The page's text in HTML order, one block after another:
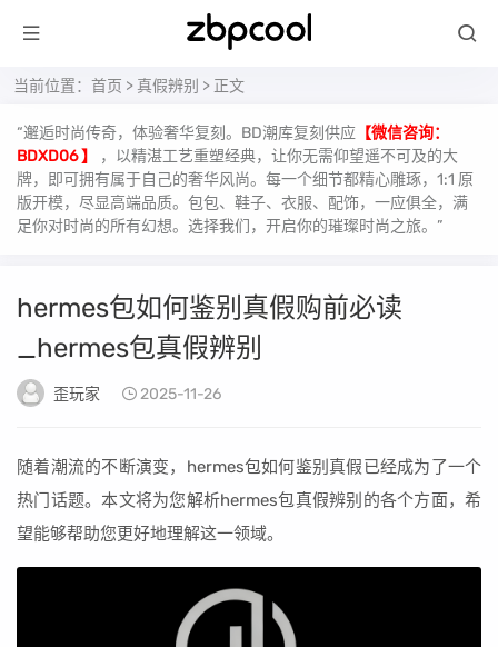
当前位置： 首页 > 真假辨别 > 正文
“邂逅时尚传奇，体验奢华复刻。BD潮库复刻供应 【微信咨询：
BDXD06 】
，以精湛工艺重塑经典，让你无需仰望遥不可及的大
牌，即可拥有属于自己的奢华风尚。每一个细节都精心雕琢，1:1 原
版开模，尽显高端品质。包包、鞋子、衣服、配饰，一应俱全，满
足你对时尚的所有幻想。选择我们，开启你的璀璨时尚之旅。”
hermes包如何鉴别真假购前必读
_hermes包真假辨别
歪玩家 2025-11-26
随着潮流的不断演变，hermes包如何鉴别真假已经成为了一个
热门话题。本文将为您解析hermes包真假辨别的各个方面，希
望能够帮助您更好地理解这一领域。